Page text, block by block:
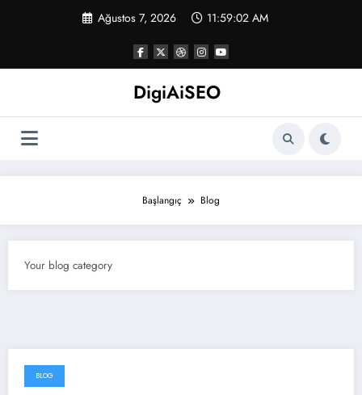
Ağustos 7, 2026 11:59:03 AM
DigiAiSEO
Başlangıç Blog
Your blog category
Aralık 12, 2025
BLOG